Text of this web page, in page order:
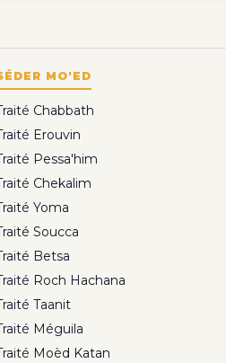
MO'ED
Chabbath
Erouvin
Pessa'him
Chekalim
Yoma
Soucca
Betsa
Roch Hachana
Taanit
Méguila
Moèd Katan